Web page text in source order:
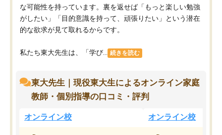
な可能性を持っています。裏を返せば「もっと楽しい勉強
がしたい」「目的意識を持って、頑張りたい」という潜在
的な欲求が見て取れるからです。
私たち東大先生は、「学び... 続きを読む
東大先生｜現役東大生によるオンライン家庭
教師・個別指導の口コミ・評判
オンライン校 オンライン校